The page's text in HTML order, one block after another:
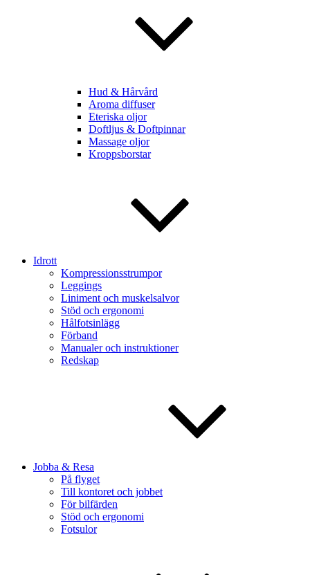
Hud & Hårvård
Aroma diffuser
Eteriska oljor
Doftljus & Doftpinnar
Massage oljor
Kroppsborstar
Idrott
Kompressionsstrumpor
Leggings
Liniment och muskelsalvor
Stöd och ergonomi
Hålfotsinlägg
Förband
Manualer och instruktioner
Redskap
Jobba & Resa
På flyget
Till kontoret och jobbet
För bilfärden
Stöd och ergonomi
Fotsulor